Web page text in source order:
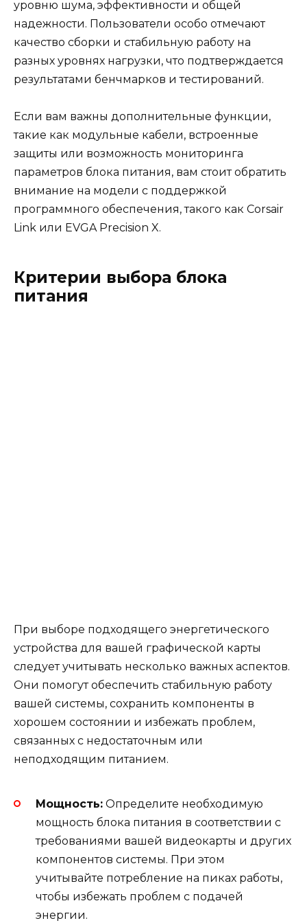
уровню шума, эффективности и общей
надежности. Пользователи особо отмечают
качество сборки и стабильную работу на
разных уровнях нагрузки, что подтверждается
результатами бенчмарков и тестирований.
Если вам важны дополнительные функции,
такие как модульные кабели, встроенные
защиты или возможность мониторинга
параметров блока питания, вам стоит обратить
внимание на модели с поддержкой
программного обеспечения, такого как Corsair
Link или EVGA Precision X.
Критерии выбора блока
питания
При выборе подходящего энергетического
устройства для вашей графической карты
следует учитывать несколько важных аспектов.
Они помогут обеспечить стабильную работу
вашей системы, сохранить компоненты в
хорошем состоянии и избежать проблем,
связанных с недостаточным или
неподходящим питанием.
Мощность: Определите необходимую
мощность блока питания в соответствии с
требованиями вашей видеокарты и других
компонентов системы. При этом
учитывайте потребление на пиках работы,
чтобы избежать проблем с подачей
энергии.